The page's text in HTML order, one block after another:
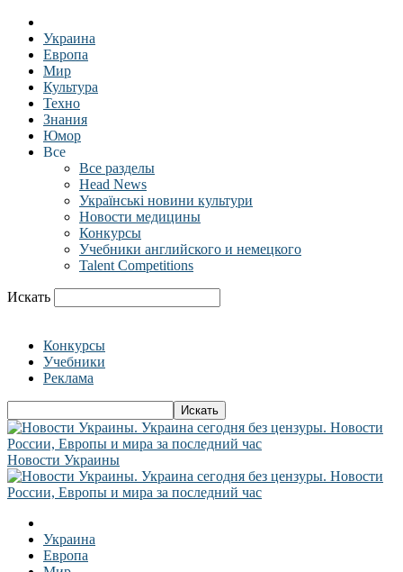
Украина
Европа
Мир
Культура
Техно
Знания
Юмор
Все
Все разделы
Head News
Українські новини культури
Новости медицины
Конкурсы
Учебники английского и немецкого
Talent Competitions
Искать
Конкурсы
Учебники
Реклама
Новости Украины
Украина
Европа